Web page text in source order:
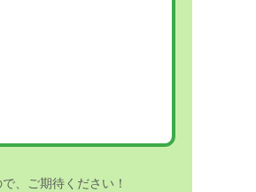
、ご期待ください！